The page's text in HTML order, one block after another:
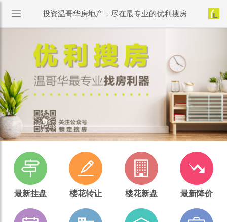
投资温哥华房地产，尽在最专业的优利搜房
最新挂盘 楼花转让 楼花新盘 最新降价